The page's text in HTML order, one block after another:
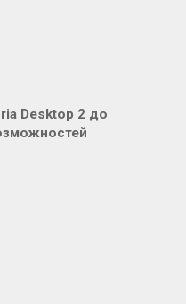
Desktop 2 до